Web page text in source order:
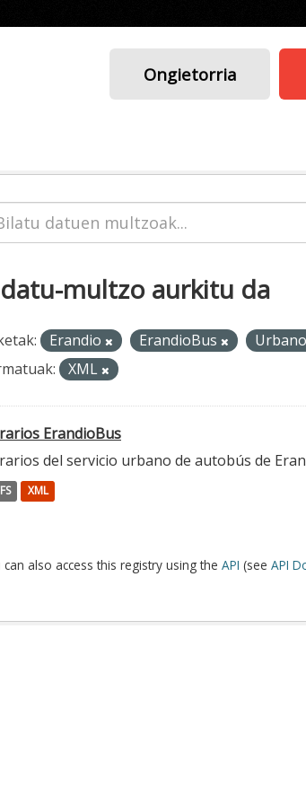
Ongietorria
multzo aurkitu da
Erandio ErandioBus
Urbano
XML
ErandioBus
del servicio urbano de autobús de
XML
can also access this registry using the API (see API